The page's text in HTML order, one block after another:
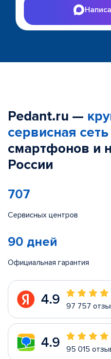
Pedant.ru —
сервисная сеть
смартфонов и
России
707
Сервисных центров
90 дней
Официальная гарантия
4.9 97 757
4.9 95 015